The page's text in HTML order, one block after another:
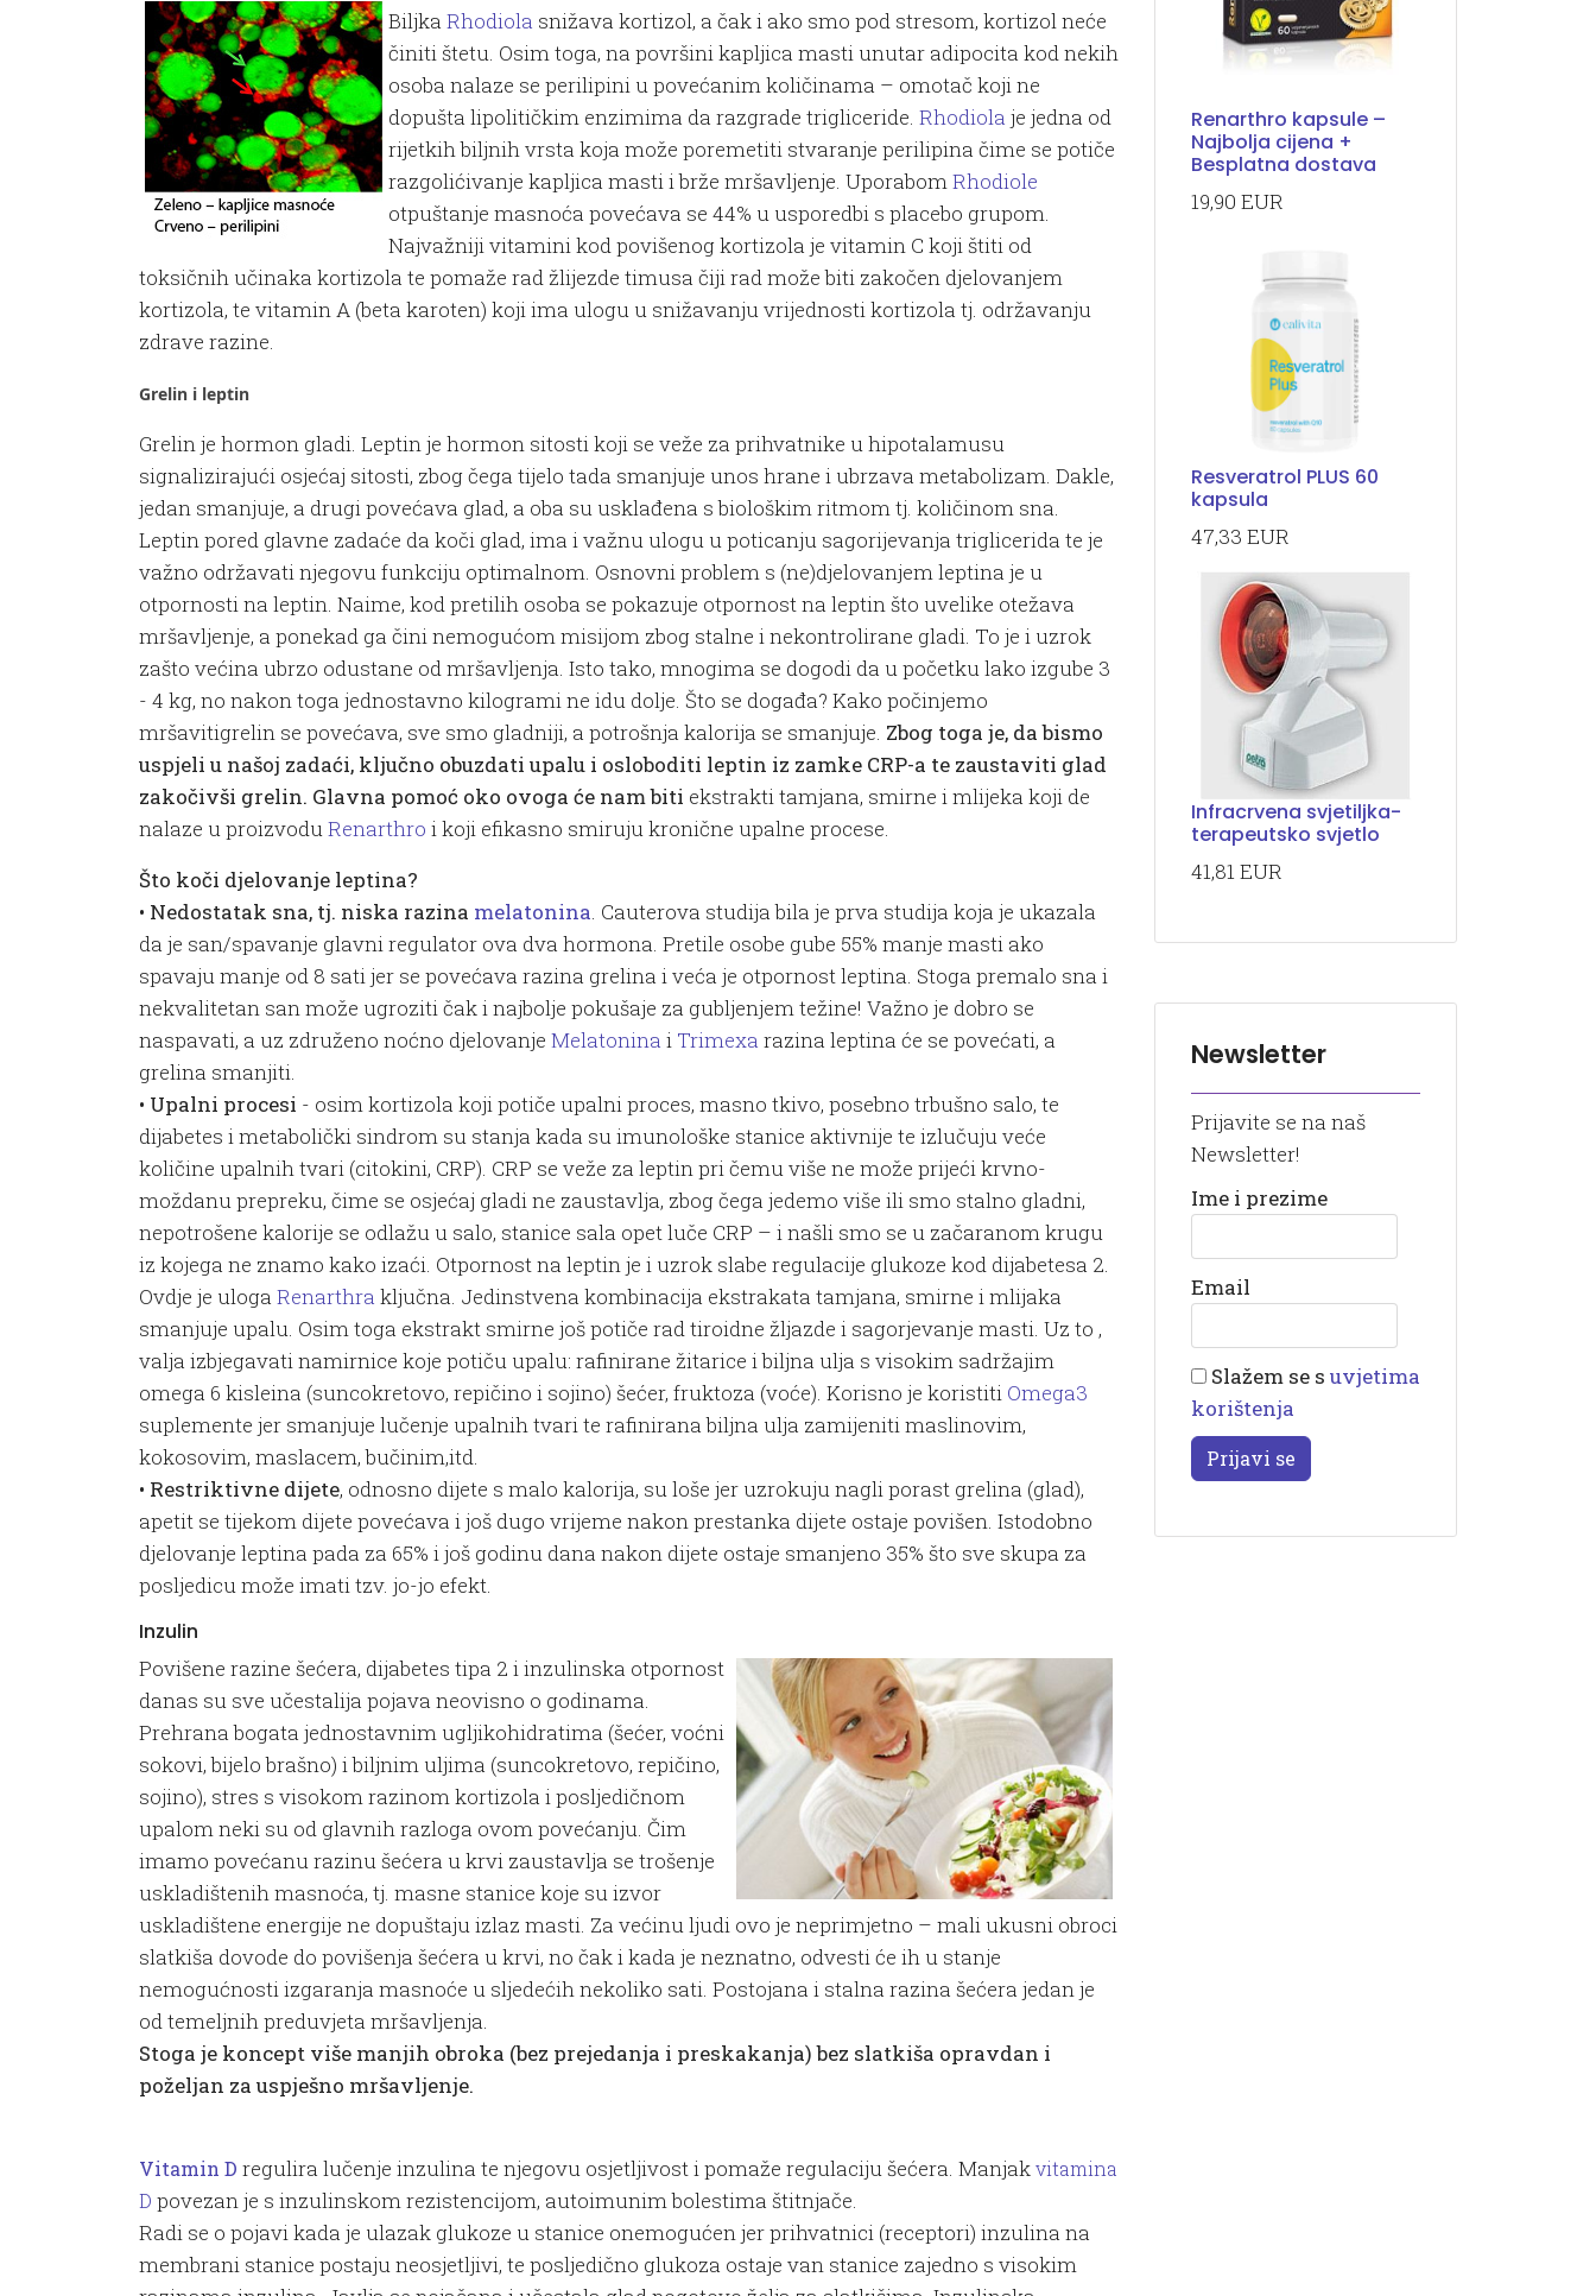
Biljka Rhodiola snižava kortizol, a čak i ako smo pod stresom, kortizol neće
činiti štetu. Osim toga, na površini kapljica masti unutar adipocita kod nekih
osoba nalaze se perilipini u povećanim količinama – omotač koji ne
dopušta lipolitičkim enzimima da razgrade trigliceride. Rhodiola je jedna od
rijetkih biljnih vrsta koja može poremetiti stvaranje perilipina čime se potiče
razgolićivanje kapljica masti i brže mršavljenje. Uporabom Rhodiole
otpuštanje masnoća povećava se 44% u usporedbi s placebo grupom.
Najvažniji vitamini kod povišenog kortizola je vitamin C koji štiti od
toksičnih učinaka kortizola te pomaže rad žlijezde timusa čiji rad može biti zakočen djelovanjem
kortizola, te vitamin A (beta karoten) koji ima ulogu u snižavanju vrijednosti kortizola tj. održavanju
zdrave razine.
Grelin i leptin
Grelin je hormon gladi. Leptin je hormon sitosti koji se veže za prihvatnike u hipotalamusu
signalizirajući osjećaj sitosti, zbog čega tijelo tada smanjuje unos hrane i ubrzava metabolizam. Dakle,
jedan smanjuje, a drugi povećava glad, a oba su usklađena s biološkim ritmom tj. količinom sna.
Leptin pored glavne zadaće da koči glad, ima i važnu ulogu u poticanju sagorijevanja triglicerida te je
važno održavati njegovu funkciju optimalnom. Osnovni problem s (ne)djelovanjem leptina je u
otpornosti na leptin. Naime, kod pretilih osoba se pokazuje otpornost na leptin što uvelike otežava
mršavljenje, a ponekad ga čini nemogućom misijom zbog stalne i nekontrolirane gladi. To je i uzrok
zašto većina ubrzo odustane od mršavljenja. Isto tako, mnogima se dogodi da u početku lako izgube 3
- 4 kg, no nakon toga jednostavno kilogrami ne idu dolje. Što se događa? Kako počinjemo
mršavitigrelin se povećava, sve smo gladniji, a potrošnja kalorija se smanjuje. Zbog toga je, da bismo
uspjeli u našoj zadaći, ključno obuzdati upalu i osloboditi leptin iz zamke CRP-a te zaustaviti glad
zakočivši grelin. Glavna pomoć oko ovoga će nam biti ekstrakti tamjana, smirne i mlijeka koji de
nalaze u proizvodu Renarthro i koji efikasno smiruju kronične upalne procese.
Što koči djelovanje leptina?
• Nedostatak sna, tj. niska razina melatonina . Cauterova studija bila je prva studija koja je ukazala
da je san/spavanje glavni regulator ova dva hormona. Pretile osobe gube 55% manje masti ako
spavaju manje od 8 sati jer se povećava razina grelina i veća je otpornost leptina. Stoga premalo sna i
nekvalitetan san može ugroziti čak i najbolje pokušaje za gubljenjem težine! Važno je dobro se
naspavati, a uz združeno noćno djelovanje Melatonina i Trimexa razina leptina će se povećati, a
grelina smanjiti.
• Upalni procesi - osim kortizola koji potiče upalni proces, masno tkivo, posebno trbušno salo, te
dijabetes i metabolički sindrom su stanja kada su imunološke stanice aktivnije te izlučuju veće
količine upalnih tvari (citokini, CRP). CRP se veže za leptin pri čemu više ne može prijeći krvno-
moždanu prepreku, čime se osjećaj gladi ne zaustavlja, zbog čega jedemo više ili smo stalno gladni,
nepotrošene kalorije se odlažu u salo, stanice sala opet luče CRP – i našli smo se u začaranom krugu
iz kojega ne znamo kako izaći. Otpornost na leptin je i uzrok slabe regulacije glukoze kod dijabetesa 2.
Ovdje je uloga Renarthra ključna. Jedinstvena kombinacija ekstrakata tamjana, smirne i mlijaka
smanjuje upalu. Osim toga ekstrakt smirne još potiče rad tiroidne žljazde i sagorjevanje masti. Uz to ,
valja izbjegavati namirnice koje potiču upalu: rafinirane žitarice i biljna ulja s visokim sadržajim
omega 6 kisleina (suncokretovo, repičino i sojino) šećer, fruktoza (voće). Korisno je koristiti Omega3
suplemente jer smanjuje lučenje upalnih tvari te rafinirana biljna ulja zamijeniti maslinovim,
kokosovim, maslacem, bučinim,itd.
• Restriktivne dijete, odnosno dijete s malo kalorija, su loše jer uzrokuju nagli porast grelina (glad),
apetit se tijekom dijete povećava i još dugo vrijeme nakon prestanka dijete ostaje povišen. Istodobno
djelovanje leptina pada za 65% i još godinu dana nakon dijete ostaje smanjeno 35% što sve skupa za
posljedicu može imati tzv. jo-jo efekt.
Inzulin
Povišene razine šećera, dijabetes tipa 2 i inzulinska otpornost
danas su sve učestalija pojava neovisno o godinama.
Prehrana bogata jednostavnim ugljikohidratima (šećer, voćni
sokovi, bijelo brašno) i biljnim uljima (suncokretovo, repičino,
sojino), stres s visokom razinom kortizola i posljedičnom
upalom neki su od glavnih razloga ovom povećanju. Čim
imamo povećanu razinu šećera u krvi zaustavlja se trošenje
uskladištenih masnoća, tj. masne stanice koje su izvor
uskladištene energije ne dopuštaju izlaz masti. Za većinu ljudi ovo je neprimjetno – mali ukusni obroci
slatkiša dovode do povišenja šećera u krvi, no čak i kada je neznatno, odvesti će ih u stanje
nemogućnosti izgaranja masnoće u sljedećih nekoliko sati. Postojana i stalna razina šećera jedan je
od temeljnih preduvjeta mršavljenja.
Stoga je koncept više manjih obroka (bez prejedanja i preskakanja) bez slatkiša opravdan i
poželjan za uspješno mršavljenje.
Vitamin D regulira lučenje inzulina te njegovu osjetljivost i pomaže regulaciju šećera. Manjakvitamina
D povezan je s inzulinskom rezistencijom, autoimunim bolestima štitnjače.
Radi se o pojavi kada je ulazak glukoze u stanice onemogućen jer prihvatnici (receptori) inzulina na
membrani stanice postaju neosjetljivi, te posljedično glukoza ostaje van stanice zajedno s visokim
Renarthro kapsule –
Najbolja cijena +
Besplatna dostava
19,90 EUR
Resveratrol PLUS 60
kapsula
47,33 EUR
Infracrvena svjetiljka-
terapeutsko svjetlo
41,81 EUR
Newsletter
Prijavite se na naš
Newsletter!
Ime i prezime
Email
Slažem se s uvjetima
korištenja
Prijavi se